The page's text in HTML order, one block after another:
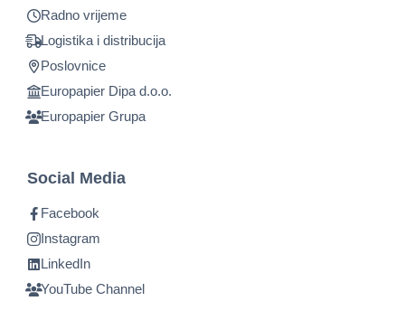
Radno vrijeme
Logistika i distribucija
Poslovnice
Europapier Dipa d.o.o.
Europapier Grupa
Social Media
Facebook
Instagram
LinkedIn
YouTube Channel